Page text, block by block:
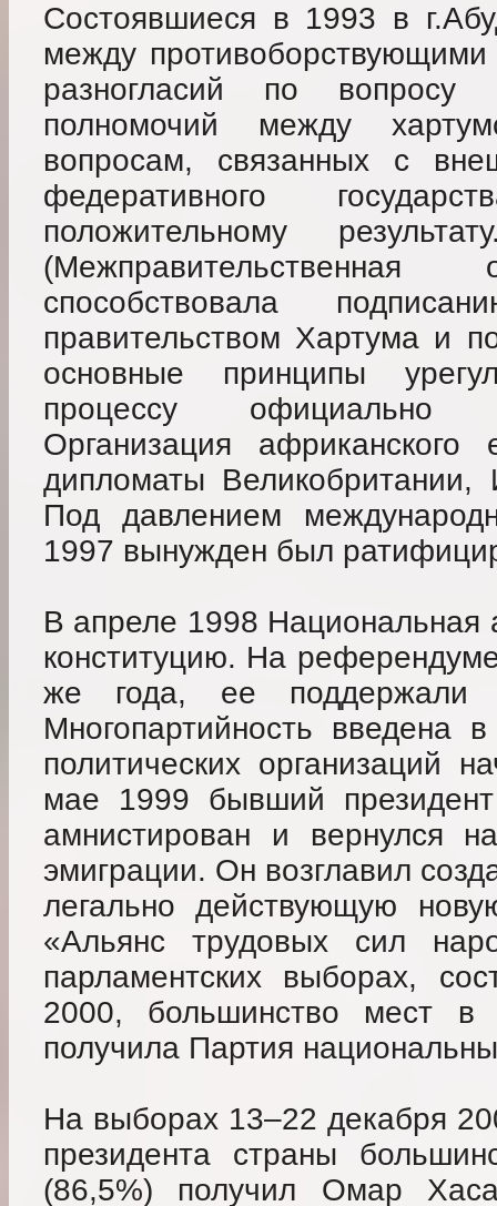
Состоявшиеся в 1993 в
между
разногласий по вопросу
полномочий между
вопросам, связанных с
федеративного
положительному
(Межправительственная
способствовала
правительством Хартума и
основные принципы
процессу официально
Организация
дипломаты
Под давлением
1997 вынужден был
В апреле 1998 Национальная
конституцию. На
же года, ее поддержали
Многопартийность введена
политических организаций
мае 1999 бывший
амнистирован и вернулся
эмиграции. Он возглавил
легально действующую
«Альянс трудовых сил
парламентских выборах,
2000, большинство мест в
получила Партия
На выборах 13–22 декабря
президента страны
(86,5%) получил Омар